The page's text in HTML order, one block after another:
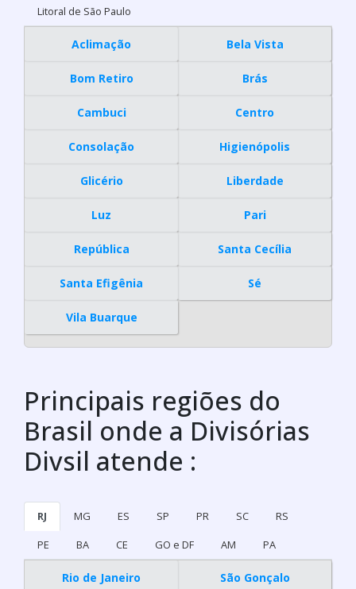
Litoral de São Paulo
Aclimação Bela Vista
Bom Retiro Brás
Cambuci Centro
Consolação Higienópolis
Glicério Liberdade
Luz Pari
República Santa Cecília
Santa Efigênia Sé
Vila Buarque
Principais regiões do
Brasil onde a Divisórias
Divsil atende :
RJ MG ES SP PR SC
RS
PE
BA CE GO e DF AM PA
Rio de Janeiro São Gonçalo